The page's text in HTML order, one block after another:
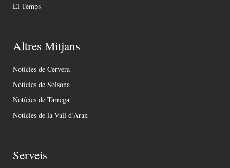
El Temps
Altres Mitjans
Notícies de Cervera
Notícies de Solsona
Notícies de Tàrrega
Notícies de la Vall d’Aran
Serveis